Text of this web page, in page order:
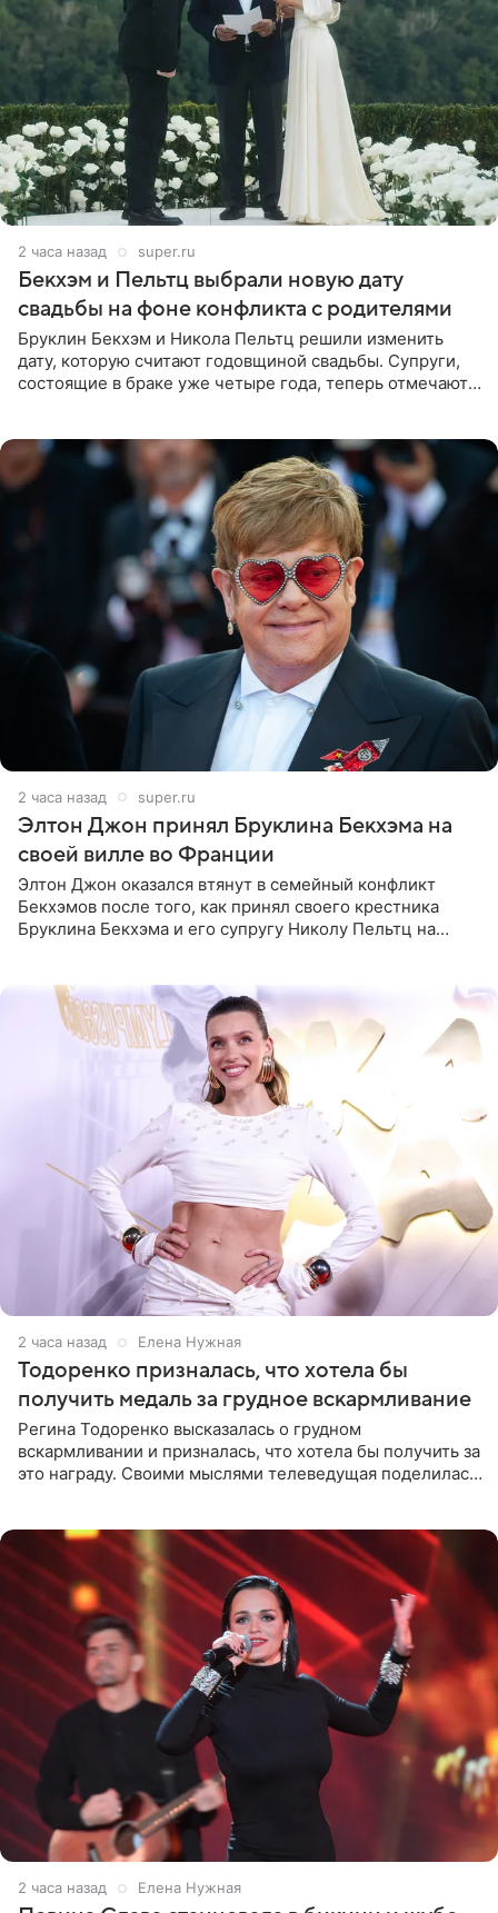
2 часа назад super.ru
Бекхэм и Пельтц выбрали новую дату
свадьбы на фоне конфликта с родителями
Бруклин Бекхэм и Никола Пельтц решили изменить
дату, которую считают годовщиной свадьбы. Супруги,
состоящие в браке уже четыре года, теперь отмечают
2 часа назад super.ru
Элтон Джон принял Бруклина Бекхэма на
своей вилле во Франции
Элтон Джон оказался втянут в семейный конфликт
Бекхэмов после того, как принял своего крестника
Бруклина Бекхэма и его супругу Николу Пельтц на
2 часа назад Елена Нужная
Тодоренко призналась, что хотела бы
получить медаль за грудное вскармливание
Регина Тодоренко высказалась о грудном
вскармливании и призналась, что хотела бы получить за
это награду. Своими мыслями телеведущая поделилась
2 часа назад Елена Нужная